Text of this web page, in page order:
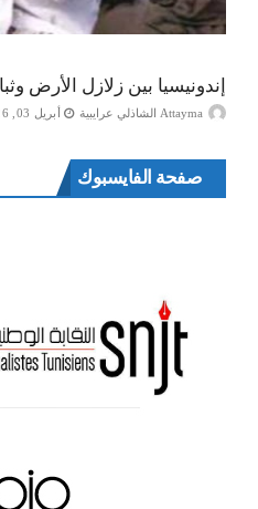
إندونيسيا بين زلازل الأرض
Attayma الشاذلي عرايبية أبريل 03, 2026
صفحة الفايسبوك